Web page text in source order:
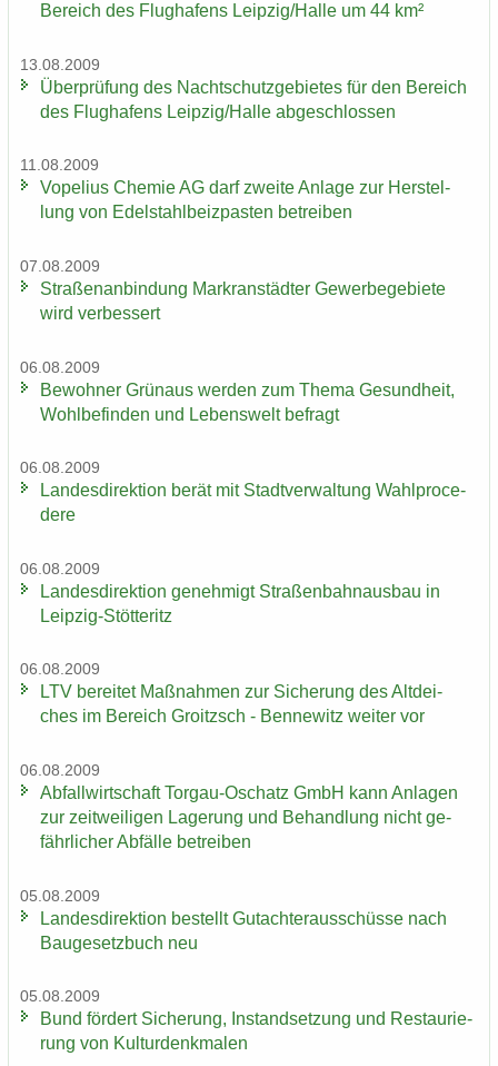
Be­reich des Flug­ha­fens Leip­zig/Halle um 44 km²
13.08.2009
Über­prü­fung des Nacht­schutz­ge­bie­tes für den Be­reich
des Flug­ha­fens Leip­zig/Halle ab­ge­schlos­sen
11.08.2009
Vo­pe­li­us Che­mie AG darf zwei­te An­la­ge zur Her­stel­
lung von Edel­stahl­beiz­pas­ten be­trei­ben
07.08.2009
Stra­ßen­an­bin­dung Markran­städ­ter Ge­wer­be­ge­bie­te
wird ver­bes­sert
06.08.2009
Be­woh­ner Grün­aus wer­den zum Thema Ge­sund­heit,
Wohl­be­fin­den und Le­bens­welt be­fragt
06.08.2009
Lan­des­di­rek­ti­on berät mit Stadt­ver­wal­tung Wahlpro­ce­
de­re
06.08.2009
Lan­des­di­rek­ti­on ge­neh­migt Stra­ßen­bahn­aus­bau in
Leipzig-​Stötteritz
06.08.2009
LTV be­rei­tet Maß­nah­men zur Si­che­rung des Alt­dei­
ches im Be­reich Groitzsch - Ben­ne­witz wei­ter vor
06.08.2009
Ab­fall­wirt­schaft Torgau-​Oschatz GmbH kann An­la­gen
zur zeit­wei­li­gen La­ge­rung und Be­hand­lung nicht ge­
fähr­li­cher Ab­fäl­le be­trei­ben
05.08.2009
Lan­des­di­rek­ti­on be­stellt Gut­ach­ter­aus­schüs­se nach
Bau­ge­setz­buch neu
05.08.2009
Bund för­dert Si­che­rung, In­stand­set­zung und Re­stau­rie­
rung von Kul­tur­denk­ma­len